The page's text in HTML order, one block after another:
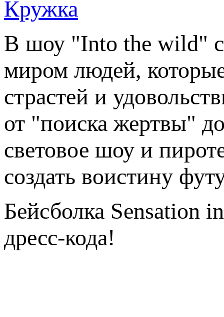
Кружка
В шоу "Into the wild"
миром людей,
страстей и
от "поиска жертвы"
световое шоу и
создать воистину
Бейсболка Sensation
дресс-кода!